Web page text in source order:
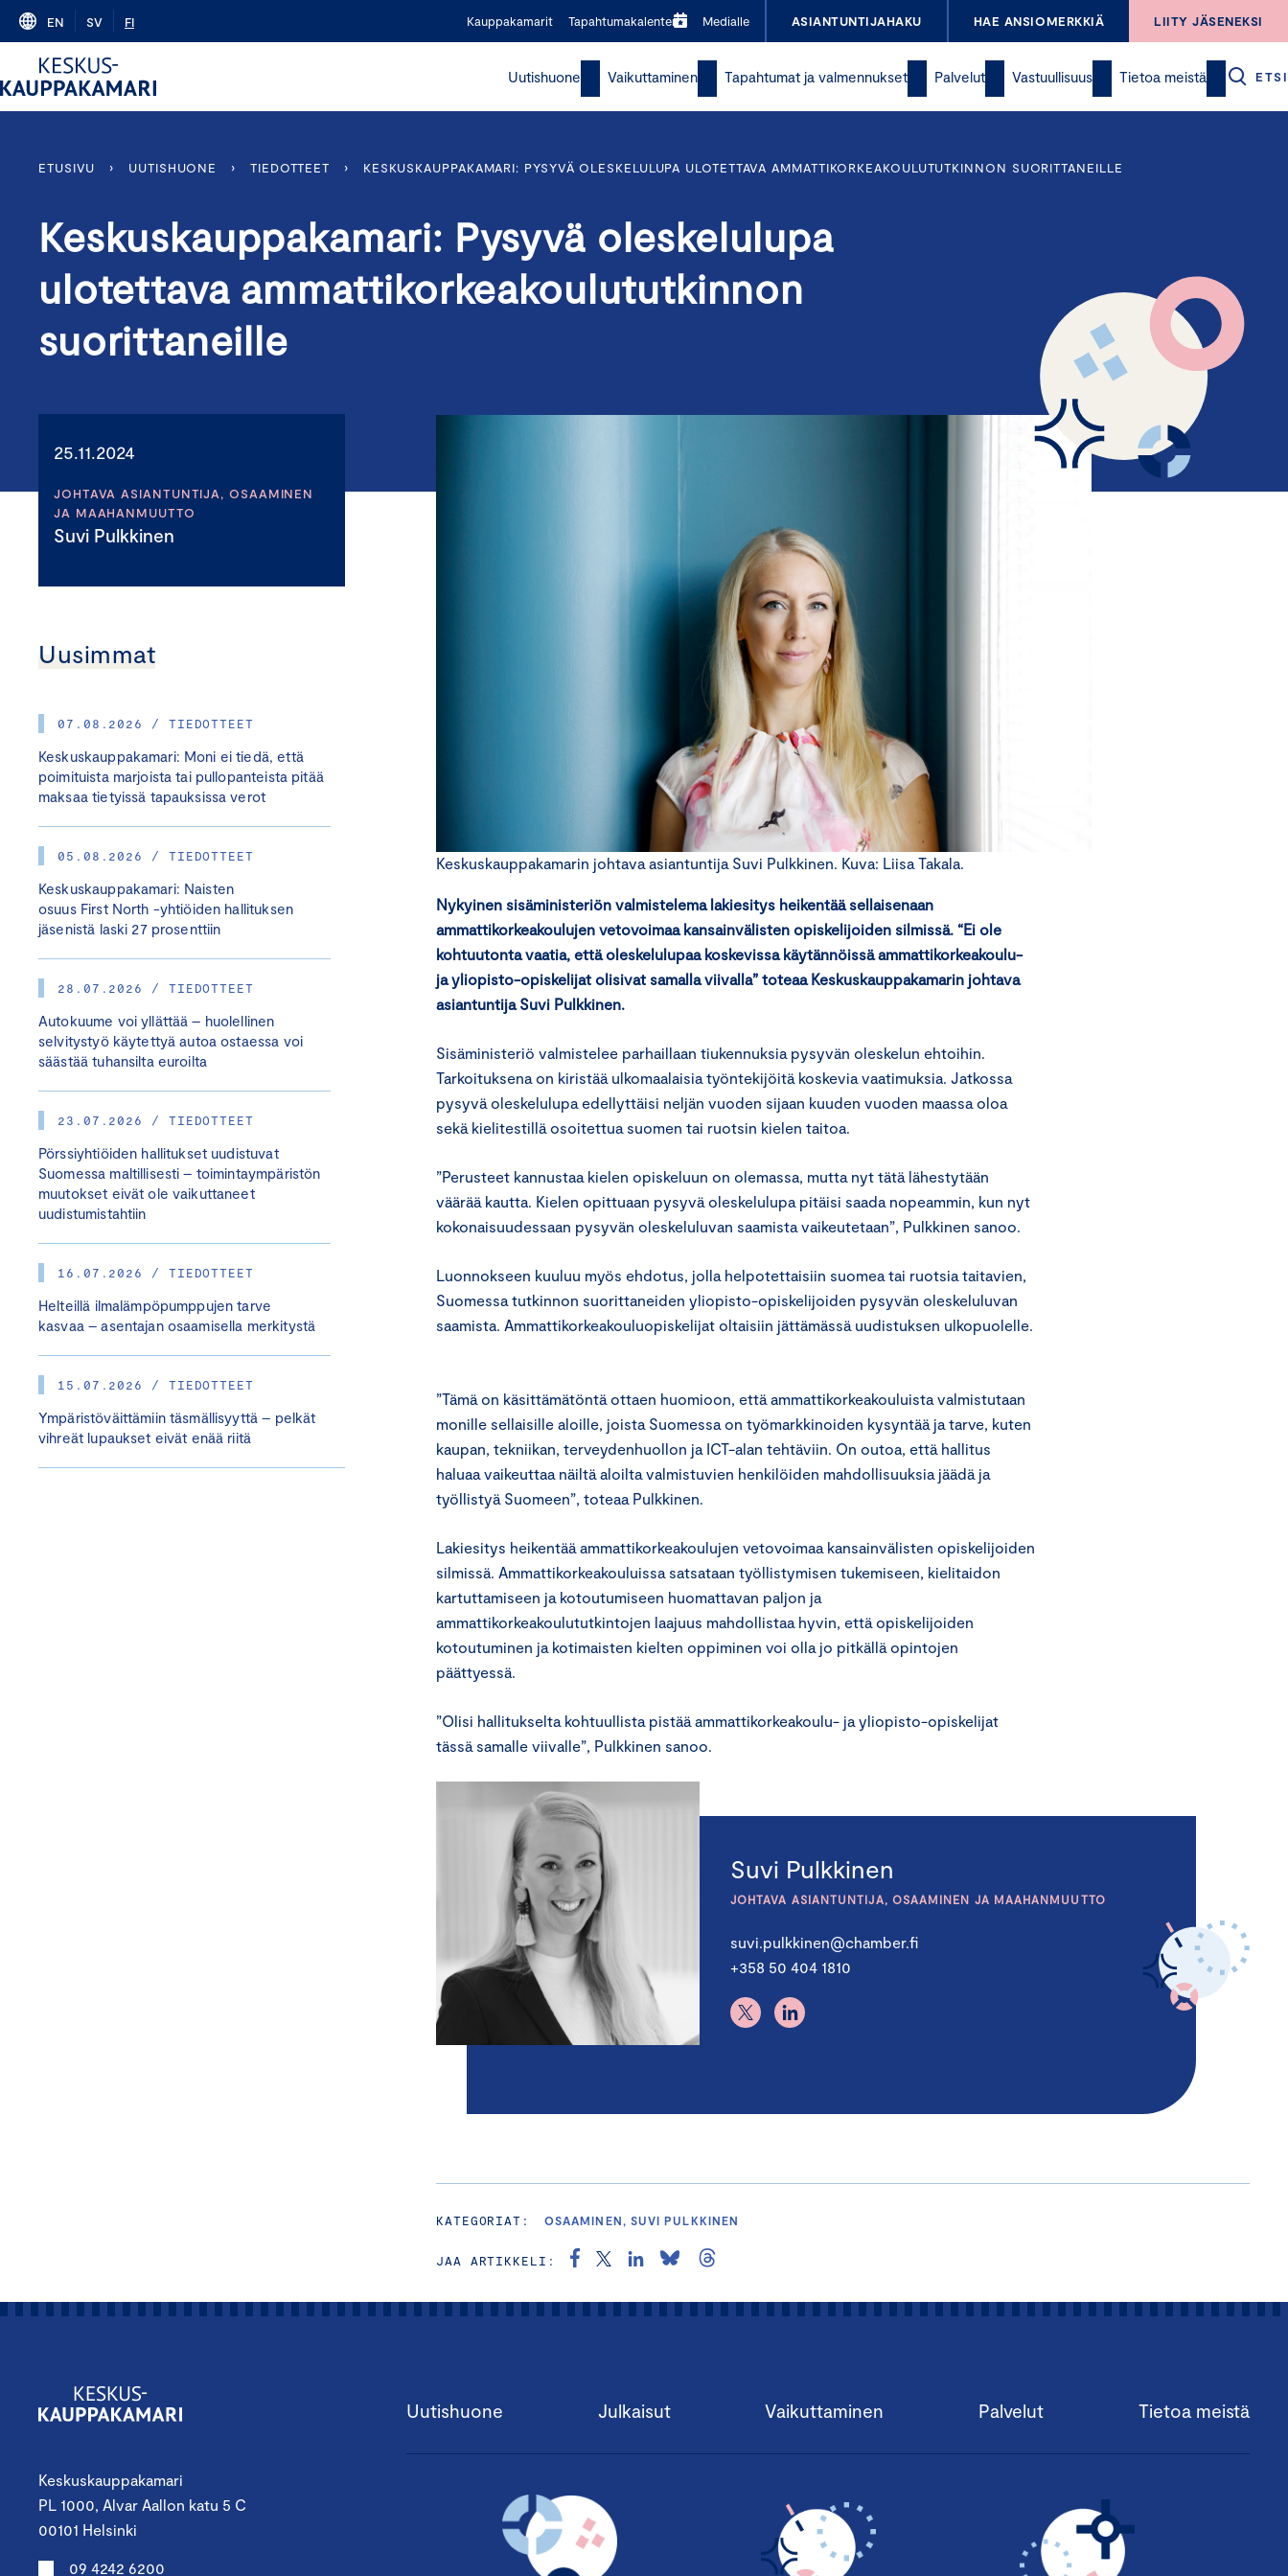
Skip
content
EN SV FI Kauppakamarit Tapahtumakalenteri Medialle ASIANTUNTIJAHAKU HAE ANSIOMERKKIÄ LIITY JÄSENEKSI
Uutishuone Vaikuttaminen Tapahtumat ja valmennukset Palvelut Vastuullisuus Tietoa meistä ETSI
ETUSIVU › UUTISHUONE › TIEDOTTEET › KESKUSKAUPPAKAMARI: PYSYVÄ OLESKELULUPA ULOTETTAVA AMMATTIKORKEAKOULUTUTKINNON SUORITTANEILLE
Keskuskauppakamari: Pysyvä oleskelulupa
ulotettava ammattikorkeakoulututkinnon
suorittaneille
25.11.2024
JOHTAVA ASIANTUNTIJA, OSAAMINEN
JA MAAHANMUUTTO
Suvi Pulkkinen
Uusimmat
07.08.2026 / TIEDOTTEET
Keskuskauppakamari: Moni ei tiedä, että
poimituista marjoista tai pullopanteista pitää
maksaa tietyissä tapauksissa verot
05.08.2026 / TIEDOTTEET
Keskuskauppakamari: Naisten
osuus First North -yhtiöiden hallituksen
jäsenistä laski 27 prosenttiin
28.07.2026 / TIEDOTTEET
Autokuume voi yllättää – huolellinen
selvitystyö käytettyä autoa ostaessa voi
säästää tuhansilta euroilta
23.07.2026 / TIEDOTTEET
Pörssiyhtiöiden hallitukset uudistuvat
Suomessa maltillisesti – toimintaympäristön
muutokset eivät ole vaikuttaneet
uudistumistahtiin
16.07.2026 / TIEDOTTEET
Helteillä ilmalämpöpumppujen tarve
kasvaa – asentajan osaamisella merkitystä
15.07.2026 / TIEDOTTEET
Ympäristöväittämiin täsmällisyyttä – pelkät
vihreät lupaukset eivät enää riitä
Keskuskauppakamarin johtava asiantuntija Suvi Pulkkinen. Kuva: Liisa Takala.
Nykyinen sisäministeriön valmistelema lakiesitys heikentää sellaisenaan
ammattikorkeakoulujen vetovoimaa kansainvälisten opiskelijoiden silmissä. “Ei ole
kohtuutonta vaatia, että oleskelulupaa koskevissa käytännöissä ammattikorkeakoulu-
ja yliopisto-opiskelijat olisivat samalla viivalla” toteaa Keskuskauppakamarin johtava
asiantuntija Suvi Pulkkinen.
Sisäministeriö valmistelee parhaillaan tiukennuksia pysyvän oleskelun ehtoihin.
Tarkoituksena on kiristää ulkomaalaisia työntekijöitä koskevia vaatimuksia. Jatkossa
pysyvä oleskelulupa edellyttäisi neljän vuoden sijaan kuuden vuoden maassa oloa
sekä kielitestillä osoitettua suomen tai ruotsin kielen taitoa.
”Perusteet kannustaa kielen opiskeluun on olemassa, mutta nyt tätä lähestytään
väärää kautta. Kielen opittuaan pysyvä oleskelulupa pitäisi saada nopeammin, kun nyt
kokonaisuudessaan pysyvän oleskeluluvan saamista vaikeutetaan”, Pulkkinen sanoo.
Luonnokseen kuuluu myös ehdotus, jolla helpotettaisiin suomea tai ruotsia taitavien,
Suomessa tutkinnon suorittaneiden yliopisto-opiskelijoiden pysyvän oleskeluluvan
saamista. Ammattikorkeakouluopiskelijat oltaisiin jättämässä uudistuksen ulkopuolelle.
”Tämä on käsittämätöntä ottaen huomioon, että ammattikorkeakouluista valmistutaan
monille sellaisille aloille, joista Suomessa on työmarkkinoiden kysyntää ja tarve, kuten
kaupan, tekniikan, terveydenhuollon ja ICT-alan tehtäviin. On outoa, että hallitus
haluaa vaikeuttaa näiltä aloilta valmistuvien henkilöiden mahdollisuuksia jäädä ja
työllistyä Suomeen”, toteaa Pulkkinen.
Lakiesitys heikentää ammattikorkeakoulujen vetovoimaa kansainvälisten opiskelijoiden
silmissä. Ammattikorkeakouluissa satsataan työllistymisen tukemiseen, kielitaidon
kartuttamiseen ja kotoutumiseen huomattavan paljon ja
ammattikorkeakoulututkintojen laajuus mahdollistaa hyvin, että opiskelijoiden
kotoutuminen ja kotimaisten kielten oppiminen voi olla jo pitkällä opintojen
päättyessä.
”Olisi hallitukselta kohtuullista pistää ammattikorkeakoulu- ja yliopisto-opiskelijat
tässä samalle viivalle”, Pulkkinen sanoo.
Suvi Pulkkinen
JOHTAVA ASIANTUNTIJA, OSAAMINEN JA MAAHANMUUTTO
suvi.pulkkinen@chamber.fi
+358 50 404 1810
KATEGORIAT: OSAAMINEN, SUVI PULKKINEN
JAA ARTIKKELI:
Keskuskauppakamari
PL 1000, Alvar Aallon katu 5 C
00101 Helsinki
09 4242 6200
Uutishuone Julkaisut Vaikuttaminen Palvelut Tietoa meistä